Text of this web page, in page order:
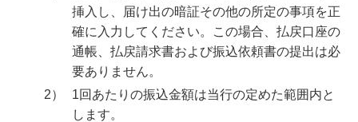
挿入し、届け出の暗証その他の所定の事項を正
確に入力してください。この場合、払戻口座の
通帳、払戻請求書および振込依頼書の提出は必
要ありません。
2）
1回あたりの振込金額は当行の定めた範囲内と
します。